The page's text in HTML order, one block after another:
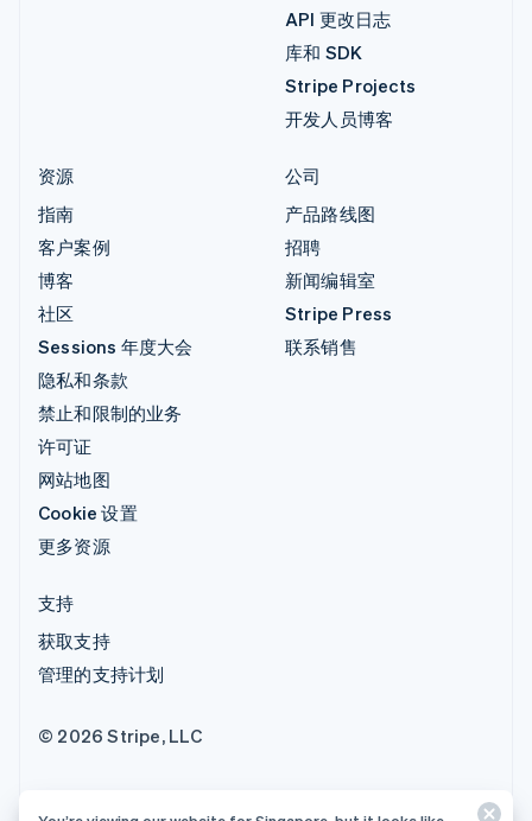
API 更改日志
库和 SDK
Stripe Projects
开发人员博客
资源
指南
客户案例
博客
社区
Sessions 年度大会
隐私和条款
禁止和限制的业务
许可证
网站地图
Cookie 设置
更多资源
公司
产品路线图
招聘
新闻编辑室
Stripe Press
联系销售
支持
获取支持
管理的支持计划
© 2026 Stripe, LLC